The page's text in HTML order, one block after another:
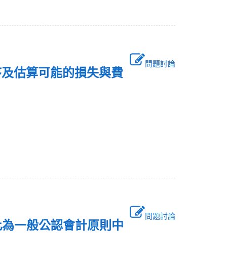
問題討論
估算可能的損失與費
問題討論
一般公認會計原則中